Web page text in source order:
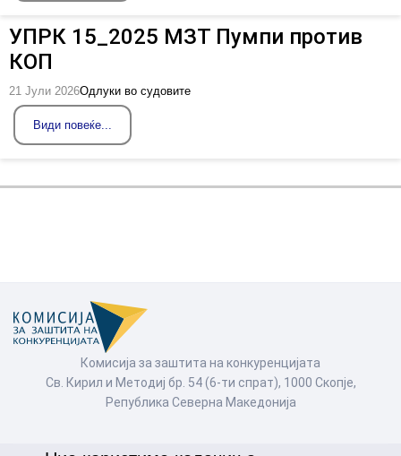
УПРК 15_2025 МЗТ Пумпи против
КОП
21 Јули 2026Одлуки во судовите
Види повеќе...
Комисија за заштита на конкуренцијата
Св. Кирил и Методиј бр. 54 (6-ти спрат), 1000 Скопје,
Република Северна Македонија